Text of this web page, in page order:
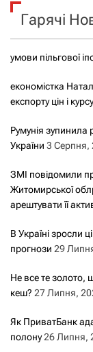
Гарячі
умови пільгової
економістка
експорту цін і курсу
Румунія зупинила
України 3 Серпня,
ЗМІ повідомили
Житомирської
арештувати її
В Україні зросли
прогнози 29
Не все те золото,
кеш? 27 Липня,
Як ПриватБанк
полону26 Липня,